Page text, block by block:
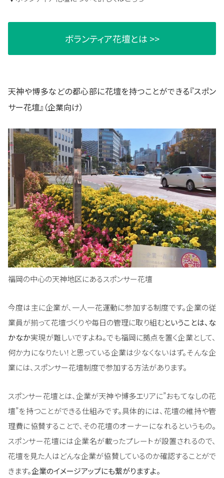
ボランティア花壇とは >>
天神や博多などの都心部に花壇を持つことができる『スポン
サー花壇』（企業向け）
福岡の中心の天神地区にあるスポンサー花壇
今度は主に企業が、一人一花運動に参加する制度です。企業の従
業員が揃って花壇づくりや毎日の管理に取り組むということは、な
かなか実現が難しいですよね。でも福岡に拠点を置く企業として、
何か力になりたい！と思っている企業は少なくないはず。そんな企
業には、スポンサー花壇制度で参加する方法があります。
スポンサー花壇とは、企業が天神や博多エリアに”おもてなしの花
壇”を持つことができる仕組みです。具体的には、花壇の維持や管
理費に協賛することで、その花壇のオーナーになれるというもの。
スポンサー花壇には企業名が載ったプレートが設置されるので、
花壇を見た人はどんな企業が協賛しているのか確認することがで
きます。企業のイメージアップにも繋がりますよ。